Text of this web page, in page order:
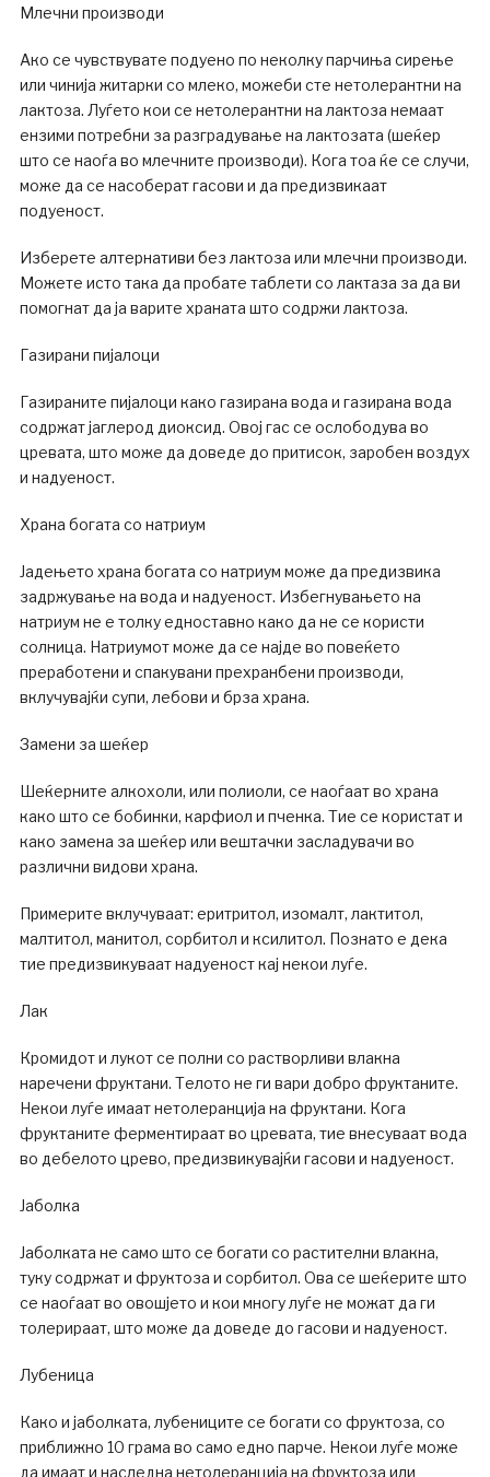
Млечни производи
Ако се чувствувате подуено по неколку парчиња сирење
или чинија житарки со млеко, можеби сте нетолерантни на
лактоза. Луѓето кои се нетолерантни на лактоза немаат
ензими потребни за разградување на лактозата (шеќер
што се наоѓа во млечните производи). Кога тоа ќе се случи,
може да се насоберат гасови и да предизвикаат
подуеност.
Изберете алтернативи без лактоза или млечни производи.
Можете исто така да пробате таблети со лактаза за да ви
помогнат да ја варите храната што содржи лактоза.
Газирани пијалоци
Газираните пијалоци како газирана вода и газирана вода
содржат јаглерод диоксид. Овој гас се ослободува во
цревата, што може да доведе до притисок, заробен воздух
и надуеност.
Храна богата со натриум
Јадењето храна богата со натриум може да предизвика
задржување на вода и надуеност. Избегнувањето на
натриум не е толку едноставно како да не се користи
солница. Натриумот може да се најде во повеќето
преработени и спакувани прехранбени производи,
вклучувајќи супи, лебови и брза храна.
Замени за шеќер
Шеќерните алкохоли, или полиоли, се наоѓаат во храна
како што се бобинки, карфиол и пченка. Тие се користат и
како замена за шеќер или вештачки засладувачи во
различни видови храна.
Примерите вклучуваат: еритритол, изомалт, лактитол,
малтитол, манитол, сорбитол и ксилитол. Познато е дека
тие предизвикуваат надуеност кај некои луѓе.
Лак
Кромидот и лукот се полни со растворливи влакна
наречени фруктани. Телото не ги вари добро фруктаните.
Некои луѓе имаат нетолеранција на фруктани. Кога
фруктаните ферментираат во цревата, тие внесуваат вода
во дебелото црево, предизвикувајќи гасови и надуеност.
Јаболка
Јаболката не само што се богати со растителни влакна,
туку содржат и фруктоза и сорбитол. Ова се шеќерите што
се наоѓаат во овошјето и кои многу луѓе не можат да ги
толерираат, што може да доведе до гасови и надуеност.
Лубеница
Како и јаболката, лубениците се богати со фруктоза, со
приближно 10 грама во само едно парче. Некои луѓе може
да имаат и наследна нетолеранција на фруктоза или